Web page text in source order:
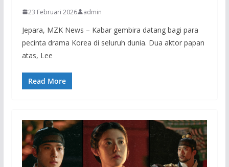
23 Februari 2026 admin
Jepara, MZK News – Kabar gembira datang bagi para
pecinta drama Korea di seluruh dunia. Dua aktor papan
atas, Lee
Read More